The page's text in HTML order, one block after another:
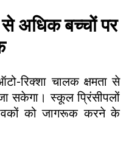
से अधिक बच्चों पर
रिक्शा चालक क्षमता से
सकेगा। स्कूल प्रिंसीपलों
को जागरूक करने के